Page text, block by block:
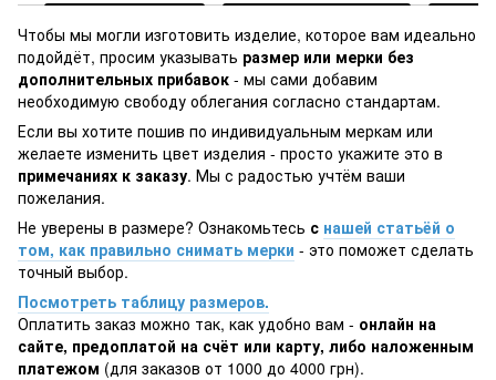
Чтобы мы могли изготовить изделие, которое вам идеально
подойдёт, просим указывать размер или мерки без
дополнительных прибавок - мы сами добавим
необходимую свободу облегания согласно стандартам.
Если вы хотите пошив по индивидуальным меркам или
желаете изменить цвет изделия - просто укажите это в
примечаниях к заказу. Мы с радостью учтём ваши
пожелания.
Не уверены в размере? Ознакомьтесь с нашей статьёй о
том, как правильно снимать мерки - это поможет сделать
точный выбор.
Посмотреть таблицу размеров.
Оплатить заказ можно так, как удобно вам - онлайн на
сайте, предоплатой на счёт или карту, либо наложенным
платежом (для заказов от 1000 до 4000 грн).